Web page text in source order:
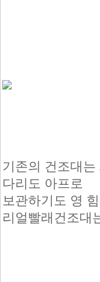
기존의 건조대
다리도 아프로
보관하기도 영
리얼빨래건조대